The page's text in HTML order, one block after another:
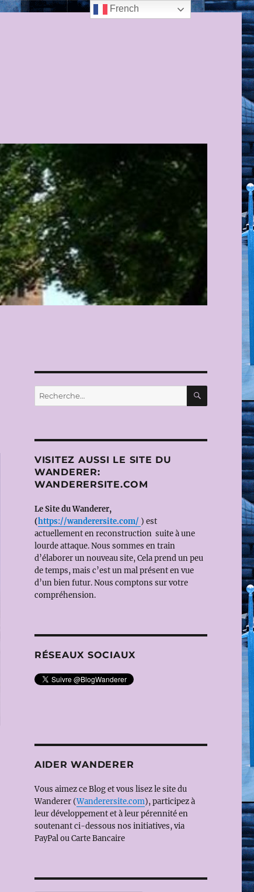
Recherche
pour :
VISITEZ AUSSI LE SITE DU
WANDERER:
WANDERERSITE.COM
Le Site du Wanderer,
(https://wanderersite.com/ ) est
actuellement en reconstruction suite à une
lourde attaque. Nous sommes en train
d’élaborer un nouveau site, Cela prend un peu
de temps, mais c’est un mal présent en vue
d’un bien futur. Nous comptons sur votre
compréhension.
RÉSEAUX SOCIAUX
AIDER WANDERER
Vous aimez ce Blog et vous lisez le site du
Wanderer (Wanderersite.com), participez à
leur développement et à leur pérennité en
soutenant ci-dessous nos initiatives, via
PayPal ou Carte Bancaire
French